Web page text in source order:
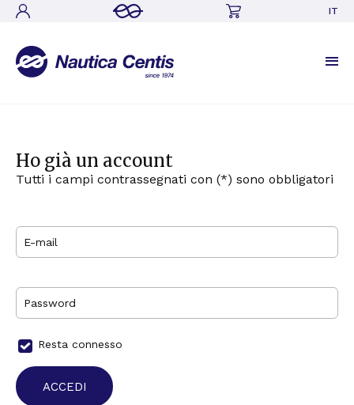
IT
Ho già un account
Tutti i campi contrassegnati con (*) sono obbligatori
E-mail
Password
Resta connesso
ACCEDI